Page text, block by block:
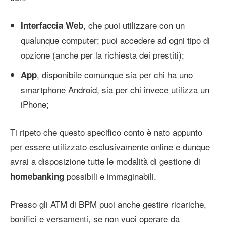
Interfaccia Web, che puoi utilizzare con un
qualunque computer; puoi accedere ad ogni tipo di
opzione (anche per la richiesta dei prestiti);
App, disponibile comunque sia per chi ha uno
smartphone Android, sia per chi invece utilizza un
iPhone;
Ti ripeto che questo specifico conto è nato appunto
per essere utilizzato esclusivamente online e dunque
avrai a disposizione tutte le modalità di gestione di
homebanking possibili e immaginabili.
Presso gli ATM di BPM puoi anche gestire ricariche,
bonifici e versamenti, se non vuoi operare da